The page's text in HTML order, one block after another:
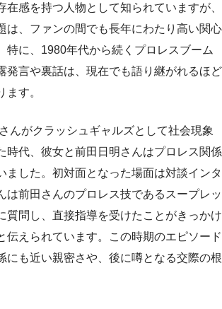
在感を持つ人物として知られていますが、
は、ファンの間でも長年にわたり高い関心
特に、1980年代から続くプロレスブーム
発言や裏話は、現在でも語り継がれるほど
ます。
んがクラッシュギャルズとして社会現象
時代、彼女と前田日明さんはプロレス関係
ました。初対面となった場面は対談インタ
は前田さんのプロレス技であるスープレッ
質問し、直接指導を受けたことがきっかけ
伝えられています。この時期のエピソード
にも近い親密さや、後に噂となる交際の根